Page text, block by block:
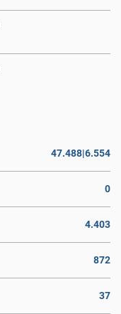
47.488|6.554
0
4.403
872
37